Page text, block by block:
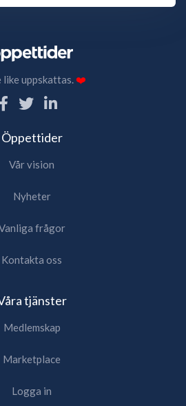
like uppskattas.❤️
Öppettider
Vår vision
Nyheter
frågor
Kontakta oss
tjänster
Medlemskap
Marketplace
Logga in